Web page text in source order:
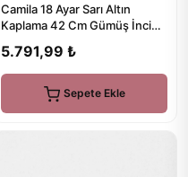
Camila 18 Ayar Sarı Altın
Kaplama 42 Cm Gümüş İnci
5.791,99 ₺
Sepete Ekle